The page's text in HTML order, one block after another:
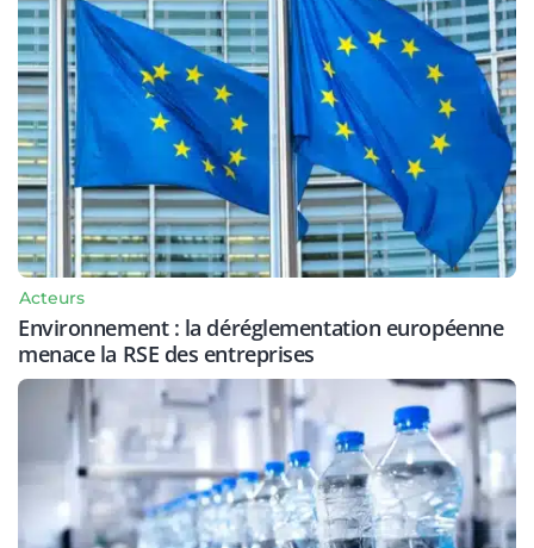
Acteurs
Environnement : la déréglementation européenne
menace la RSE des entreprises